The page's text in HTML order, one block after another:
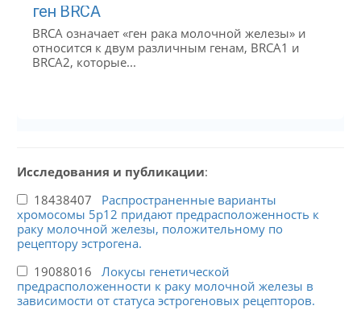
ген BRCA
BRCA означает «ген рака молочной железы» и
относится к двум различным генам, BRCA1 и
BRCA2, которые...
Исследования и публикации:
18438407 Распространенные варианты
хромосомы 5p12 придают предрасположенность к
раку молочной железы, положительному по
рецептору эстрогена.
19088016 Локусы генетической
предрасположенности к раку молочной железы в
зависимости от статуса эстрогеновых рецепторов.